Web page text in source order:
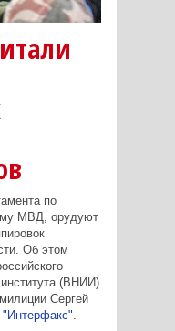
по
МВД, орудуют
Об этом
(ВНИИ)
Сергей
"Интерфакс".